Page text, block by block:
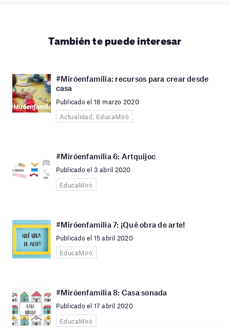
También te puede interesar
#Miróenfamilia: recursos para crear desde
casa
Publicado el 18 marzo 2020
Actualidad, EducaMiró
#Miróenfamilia 6: Artquijoc
Publicado el 3 abril 2020
EducaMiró
#Miróenfamilia 7: ¡Qué obra de arte!
Publicado el 15 abril 2020
EducaMiró
#Miróenfamilia 8: Casa sonada
Publicado el 17 abril 2020
EducaMiró